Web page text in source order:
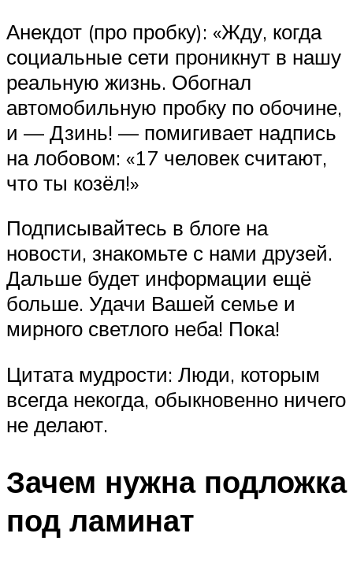
Анекдот (про пробку): «Жду, когда
социальные сети проникнут в нашу
реальную жизнь. Обогнал
автомобильную пробку по обочине,
и — Дзинь! — помигивает надпись
на лобовом: «17 человек считают,
что ты козёл!»
Подписывайтесь в блоге на
новости, знакомьте с нами друзей.
Дальше будет информации ещё
больше. Удачи Вашей семье и
мирного светлого неба! Пока!
Цитата мудрости: Люди, которым
всегда некогда, обыкновенно ничего
не делают.
Зачем нужна подложка
под ламинат